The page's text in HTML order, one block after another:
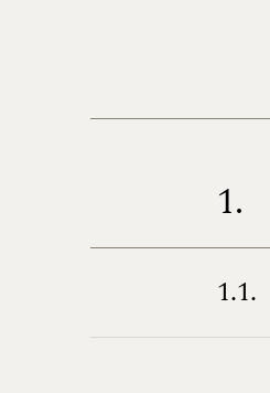
1.
1.1.